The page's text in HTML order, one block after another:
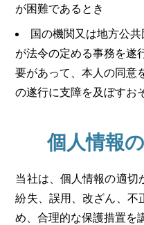
が困難であるとき
国の機関又は地方公
が法令の定める事務を遂
要があって、本人の同
の遂行に支障を及ぼすお
個人情報
当社は、個人情報の適切
紛失、誤用、改ざん、不
め、合理的な保護措置を